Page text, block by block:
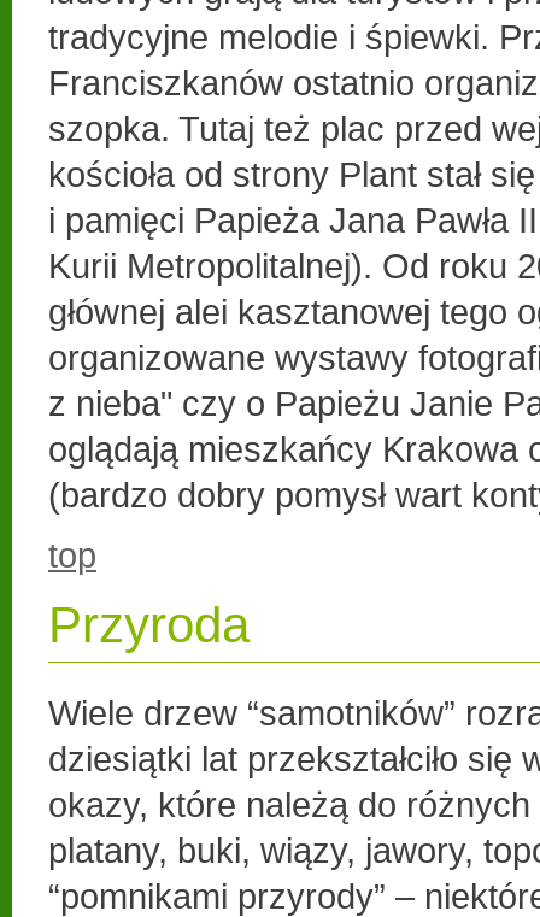
tradycyjne melodie i śpiewki.
Franciszkanów ostatnio
szopka. Tutaj też plac przed
kościoła od strony Plant stał
i pamięci Papieża Jana Pawła
Kurii Metropolitalnej). Od roku
głównej alei kasztanowej tego
organizowane wystawy
z nieba" czy o Papieżu Janie
oglądają mieszkańcy Krakowa
(bardzo dobry pomysł wart
top
Przyroda
Wiele drzew “samotników”
dziesiątki lat przekształciło się
okazy, które należą do
platany, buki, wiązy, jawory,
“pomnikami przyrody” –